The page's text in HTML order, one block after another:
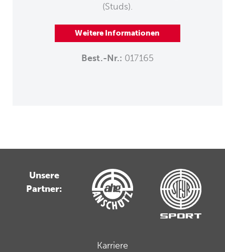
(Studs).
Weitere Informationen
Best.-Nr.: 017165
Unsere
Partner:
Karriere